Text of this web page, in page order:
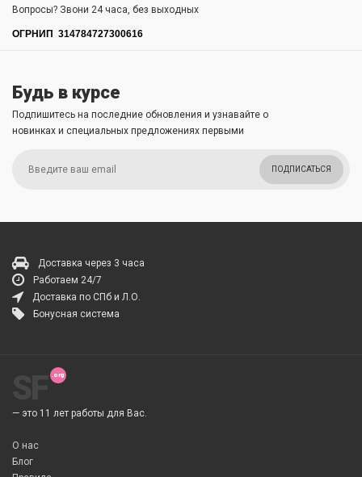
Вопросы? Звони 24 часа, без выходных
ОГРНИП 314784727300616
Будь в курсе
Подпишитесь на последние обновления и узнавайте о
новинках и специальных предложениях первыми
ПОДПИСАТЬСЯ
Доставка через 3 часа
Работаем 24/7
Доставка по СПб и Л.О.
Бонусная система
— это 11 лет работы для Вас.
О нас
Блог